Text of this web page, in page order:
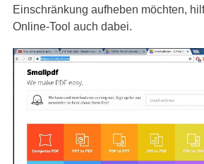
Einschränkung aufheben möchten,
Online-Tool auch dabei.